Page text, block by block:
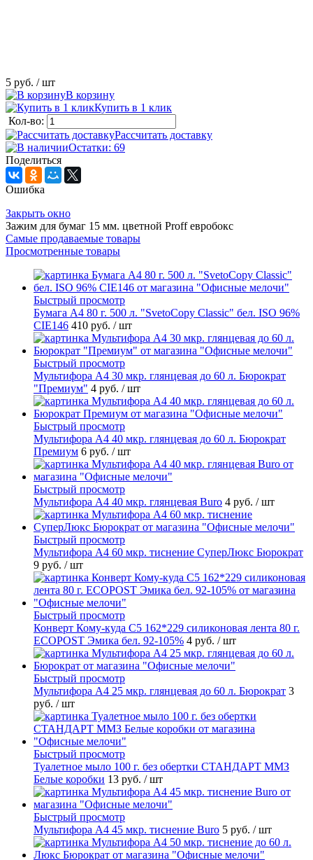
5 руб. / шт
В корзину
Купить в 1 клик
Кол-во:
Рассчитать доставку
Остатки: 69
Поделиться
Ошибка
Закрыть окно
Зажим для бумаг 15 мм. цветной Proff евробокс
Самые продаваемые товары
Просмотренные товары
Быстрый просмотр
Бумага А4 80 г. 500 л. "SvetoCopy Classic" бел. ISO 96%
CIE146 410 руб. / шт
Быстрый просмотр
Мультифора А4 30 мкр. глянцевая до 60 л. Бюрократ
"Премиум" 4 руб. / шт
Быстрый просмотр
Мультифора А4 40 мкр. глянцевая до 60 л. Бюрократ
Премиум 6 руб. / шт
Быстрый просмотр
Мультифора А4 40 мкр. глянцевая Buro 4 руб. / шт
Быстрый просмотр
Мультифора А4 60 мкр. тиснение СуперЛюкс Бюрократ
9 руб. / шт
Быстрый просмотр
Конверт Кому-куда С5 162*229 силиконовая лента 80 г.
ECOPOST Эмика бел. 92-105% 4 руб. / шт
Быстрый просмотр
Мультифора А4 25 мкр. глянцевая до 60 л. Бюрократ 3
руб. / шт
Быстрый просмотр
Туалетное мыло 100 г. без обертки СТАНДАРТ ММЗ
Белые коробки 13 руб. / шт
Быстрый просмотр
Мультифора А4 45 мкр. тиснение Buro 5 руб. / шт